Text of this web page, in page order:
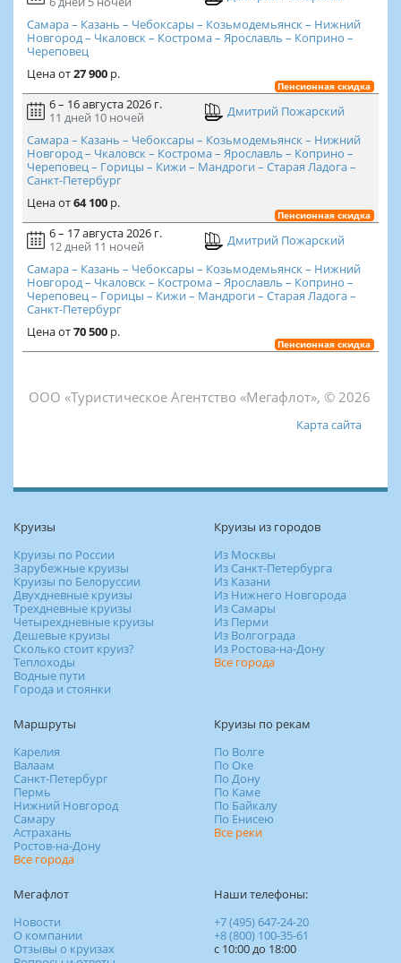
Самара – Казань – Чебоксары – Козьмодемьянск – Нижний
Новгород – Чкаловск – Кострома – Ярославль – Коприно –
Череповец
Ценаот27 900р.
Пенсионная скидка
6 – 16 августа 2026 г.
11 дней 10 ночей
Дмитрий Пожарский
Самара – Казань – Чебоксары – Козьмодемьянск – Нижний
Новгород – Чкаловск – Кострома – Ярославль – Коприно –
Череповец – Горицы – Кижи – Мандроги – Старая Ладога –
Санкт-Петербург
Ценаот64 100р.
Пенсионная скидка
6 – 17 августа 2026 г.
12 дней 11 ночей
Дмитрий Пожарский
Самара – Казань – Чебоксары – Козьмодемьянск – Нижний
Новгород – Чкаловск – Кострома – Ярославль – Коприно –
Череповец – Горицы – Кижи – Мандроги – Старая Ладога –
Санкт-Петербург
Ценаот70 500р.
Пенсионная скидка
ООО «Туристическое Агентство «Мегафлот», © 2026
Карта сайта
Круизы
Круизы по России
Зарубежные круизы
Круизы по Белоруссии
Двухдневные круизы
Трехдневные круизы
Четырехдневные круизы
Дешевые круизы
Сколько стоит круиз?
Теплоходы
Водные пути
Города и стоянки
Круизы из городов
Из Москвы
Из Санкт-Петербурга
Из Казани
Из Нижнего Новгорода
Из Самары
Из Перми
Из Волгограда
Из Ростова-на-Дону
Все города
Маршруты
Карелия
Валаам
Санкт-Петербург
Пермь
Нижний Новгород
Самару
Астрахань
Ростов-на-Дону
Все города
Круизы по рекам
По Волге
По Оке
По Дону
По Каме
По Байкалу
По Енисею
Все реки
Мегафлот
Новости
О компании
Отзывы о круизах
Наши телефоны:
+7 (495) 647-24-20
+8 (800) 100-35-61
c 10:00 до 18:00